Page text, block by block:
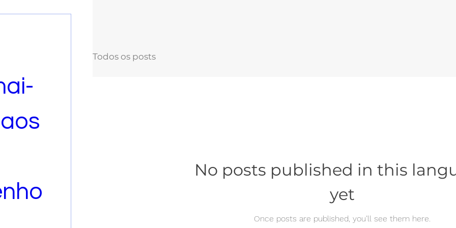
Todos os posts
No posts published in this
yet
Once posts are published, you’ll see them here.